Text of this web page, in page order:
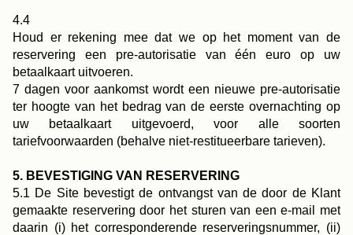
4.4
Houd er rekening mee dat we op het moment van de
reservering een pre-autorisatie van één euro op uw
betaalkaart uitvoeren.
7 dagen voor aankomst wordt een nieuwe pre-autorisatie
ter hoogte van het bedrag van de eerste overnachting op
uw betaalkaart uitgevoerd, voor alle soorten
tariefvoorwaarden (behalve niet-restitueerbare tarieven).
5. BEVESTIGING VAN RESERVERING
5.1 De Site bevestigt de ontvangst van de door de Klant
gemaakte reservering door het sturen van een e-mail met
daarin (i) het corresponderende reserveringsnummer, (ii)